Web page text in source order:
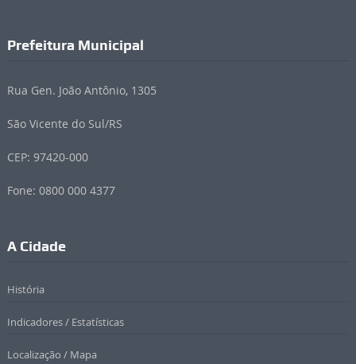
Prefeitura Municipal
Rua Gen. João Antônio, 1305
São Vicente do Sul/RS
CEP: 97420-000
Fone: 0800 000 4377
A Cidade
História
Indicadores / Estatísticas
Localização / Mapa